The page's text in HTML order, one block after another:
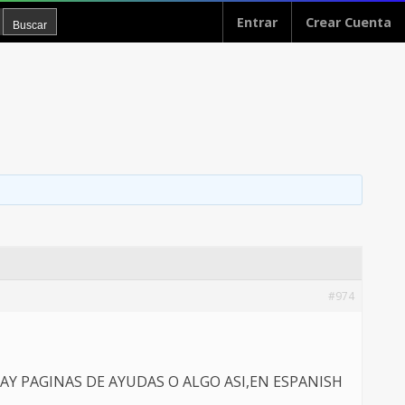
Entrar Crear Cuenta
#974
PAGINAS DE AYUDAS O ALGO ASI,EN ESPANISH